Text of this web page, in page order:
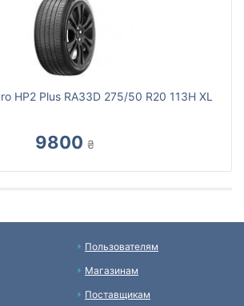
HP2 Plus RA33D 275/50 R20 113H XL
9800 ₴
Пользователям
Магазинам
Поставщикам